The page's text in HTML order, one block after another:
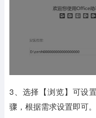
3、选择【浏览】可设
骤，根据需求设置即可。